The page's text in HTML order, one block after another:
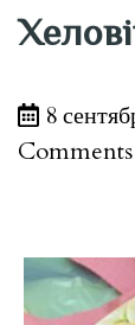
8
Comments